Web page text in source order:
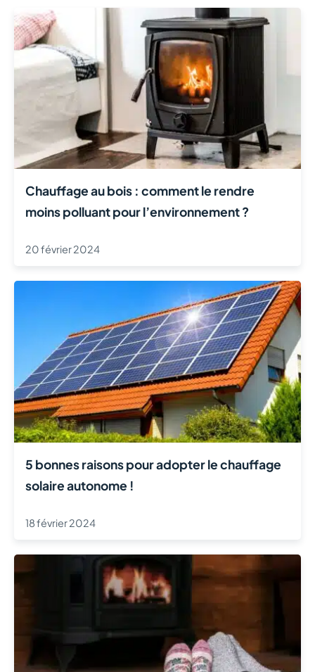
Chauffage au bois : comment le rendre
moins polluant pour l’environnement ?
20 février 2024
5 bonnes raisons pour adopter le chauffage
solaire autonome !
18 février 2024